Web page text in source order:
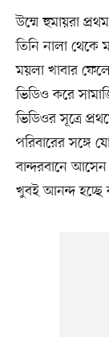
উম্মে হুমায়রা
তিনি নালা থেকে
ময়লা খাবার
ভিডিও করে
ভিডিওর সূত্রে
পরিবারের সঙ্গে
বান্দরবানে
খুবই আনন্দ হচ্ছে